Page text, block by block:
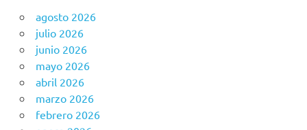
agosto 2026
julio 2026
junio 2026
mayo 2026
abril 2026
marzo 2026
febrero 2026